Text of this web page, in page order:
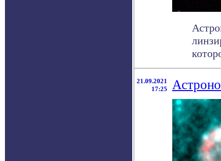
21.09.2021
17:25